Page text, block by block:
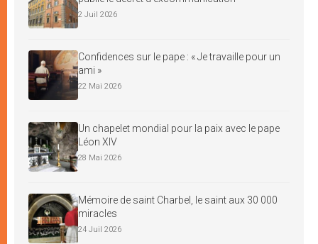
2 Juil 2026
Confidences sur le pape : « Je travaille pour un
ami »
22 Mai 2026
Un chapelet mondial pour la paix avec le pape
Léon XIV
28 Mai 2026
Mémoire de saint Charbel, le saint aux 30 000
miracles
24 Juil 2026